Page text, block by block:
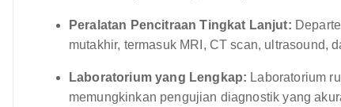
Peralatan Pencitraan Tingkat Lanjut:
mutakhir, termasuk MRI, CT scan, ultrasound,
Laboratorium yang Lengkap: Laboratorium
memungkinkan pengujian diagnostik yang